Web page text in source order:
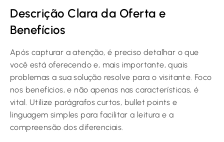
Descrição Clara da Oferta e
Benefícios
Após capturar a atenção, é preciso detalhar o que
você está oferecendo e, mais importante, quais
problemas a sua solução resolve para o visitante. Foco
nos benefícios, e não apenas nas características, é
vital. Utilize parágrafos curtos, bullet points e
linguagem simples para facilitar a leitura e a
compreensão dos diferenciais.